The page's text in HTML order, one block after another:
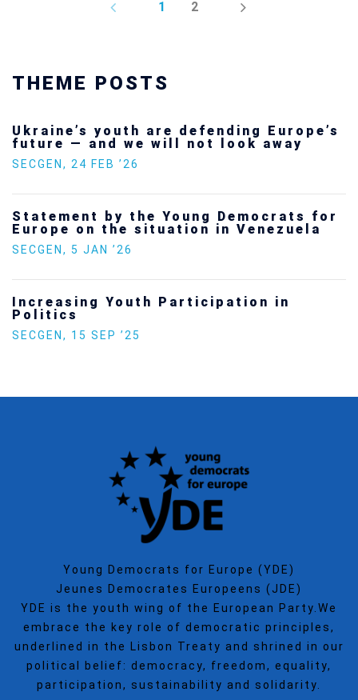
PREV 1 2 NEXT
THEME POSTS
Ukraine’s youth are defending Europe’s
future — and we will not look away
SECGEN , 24 FEB ’26
Statement by the Young Democrats for
Europe on the situation in Venezuela
SECGEN , 5 JAN ’26
Increasing Youth Participation in
Politics
SECGEN , 15 SEP ’25
Young Democrats for Europe (YDE)
Jeunes Democrates Europeens (JDE)
YDE is the youth wing of the European Party.We
embrace the key role of democratic principles,
underlined in the Lisbon Treaty and shrined in our
political belief: democracy, freedom, equality,
participation, sustainability and solidarity.